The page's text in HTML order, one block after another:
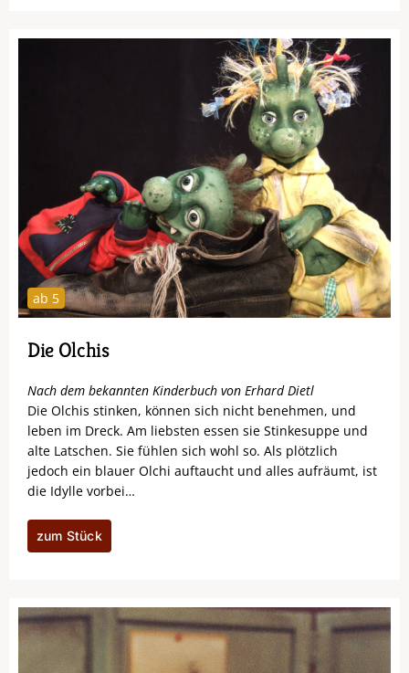
ab 5
Die Olchis
Nach dem bekannten Kinderbuch von Erhard Dietl
Die Olchis stinken, können sich nicht benehmen, und
leben im Dreck. Am liebsten essen sie Stinkesuppe und
alte Latschen. Sie fühlen sich wohl so. Als plötzlich
jedoch ein blauer Olchi auftaucht und alles aufräumt, ist
die Idylle vorbei…
zum Stück